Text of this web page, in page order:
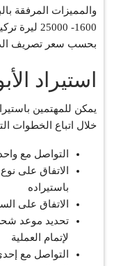
والمميزات المرفقة
بحسب سعر تصريف
استيراد
يمكن للمهتمين
خلال اتباع الخطوات
التواصل مع
الاتفاق على
باستيراده
الاتفاق على
تحديد موعد شحن
لإتمام العملية
التواصل مع